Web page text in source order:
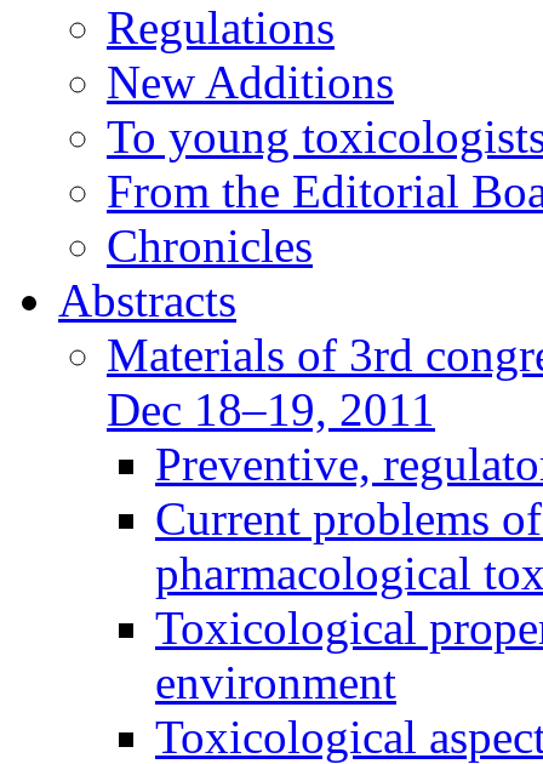
Regulations
New Additions
To young
From the Editorial
Chronicles
Abstracts
Materials of 3rd
Dec 18–19, 2011
Preventive,
Current problems
pharmacological
Toxicological
environment
Toxicological